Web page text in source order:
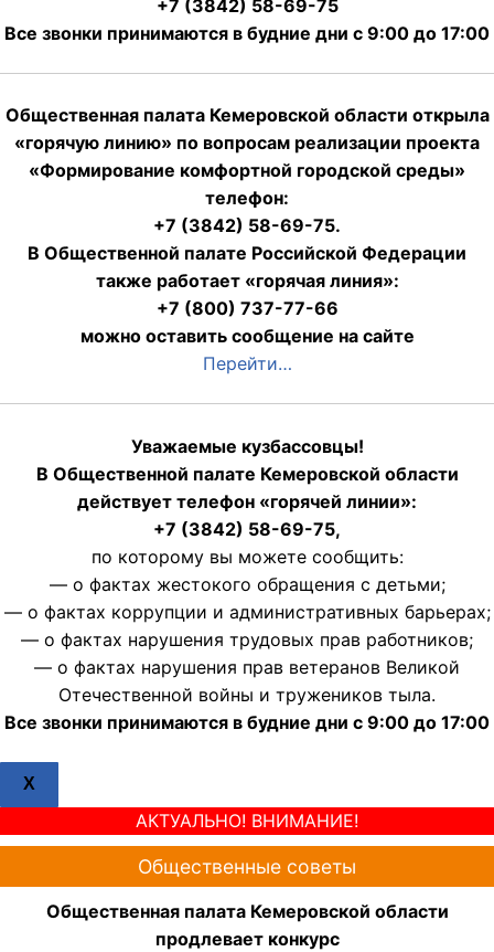
+7 (3842) 58-69-75
Все звонки принимаются в будние дни с 9:00 до 17:00
Общественная палата Кемеровской области открыла
«горячую линию» по вопросам реализации проекта
«Формирование комфортной городской среды»
телефон:
+7 (3842) 58-69-75.
В Общественной палате Российской Федерации
также работает «горячая линия»:
+7 (800) 737-77-66
можно оставить сообщение на сайте
Перейти…
Уважаемые кузбассовцы!
В Общественной палате Кемеровской области
действует телефон «горячей линии»:
+7 (3842) 58-69-75,
по которому вы можете сообщить:
— о фактах жестокого обращения с детьми;
— о фактах коррупции и административных барьерах;
— о фактах нарушения трудовых прав работников;
— о фактах нарушения прав ветеранов Великой
Отечественной войны и тружеников тыла.
Все звонки принимаются в будние дни с 9:00 до 17:00
X
АКТУАЛЬНО! ВНИМАНИЕ!
Общественные советы
Общественная палата Кемеровской области
продлевает конкурс